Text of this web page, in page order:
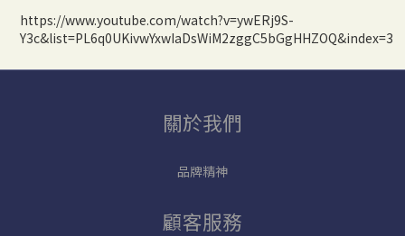
https://www.youtube.com/watch?v=ywERj9S-
Y3c&list=PL6q0UKivwYxwIaDsWiM2zggC5bGgHHZOQ&index=3
關於我們
品牌精神
顧客服務